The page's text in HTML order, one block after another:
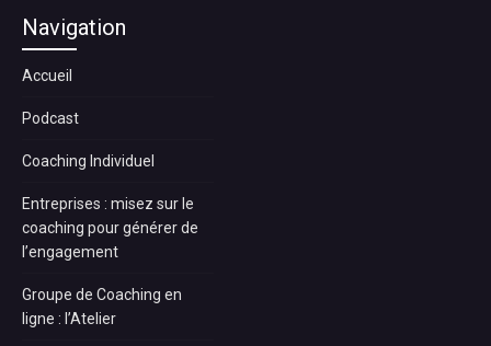
Navigation
Accueil
Podcast
Coaching Individuel
Entreprises : misez sur le
coaching pour générer de
l’engagement
Groupe de Coaching en
ligne : l’Atelier